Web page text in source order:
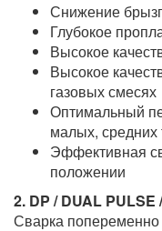
Снижение
Глубокое
Высокое
Высокое
газовых смесях
Оптимальный
малых, средних
Эффективная
положении
2. DP / DUAL
Сварка